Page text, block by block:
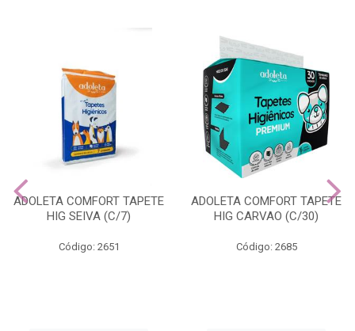
ADOLETA COMFORT TAPETE
HIG SEIVA (C/7)
Código: 2651
ADOLETA COMFORT TAPETE
HIG CARVAO (C/30)
Código: 2685